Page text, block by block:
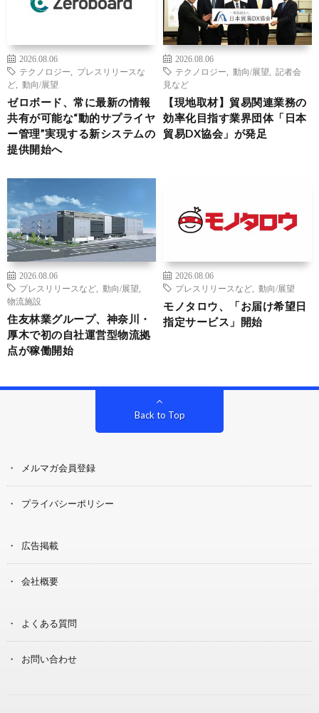
2026.08.06
テクノロジー
プレスリリースな
ど
動向/展望
ゼロボード、常に最新の情報
共有が可能な“動的サプライヤ
ー管理”実現する新システムの
提供開始へ
2026.08.06
テクノロジー
動向/展望
記者会
見など
【現地取材】貿易関連業務の
効率化目指す業界団体「日本
貿易DX協会」が発足
2026.08.06
プレスリリースなど
動向/展望
物流施設
住友林業グループ、神奈川・
厚木で初の自社運営型物流拠
点が稼働開始
2026.08.06
プレスリリースなど
動向/展望
モノタロウ、「お届け希望日
指定サービス」開始
Back to Top
メルマガ会員登録
プライバシーポリシー
広告掲載
会社概要
よくある質問
お問い合わせ